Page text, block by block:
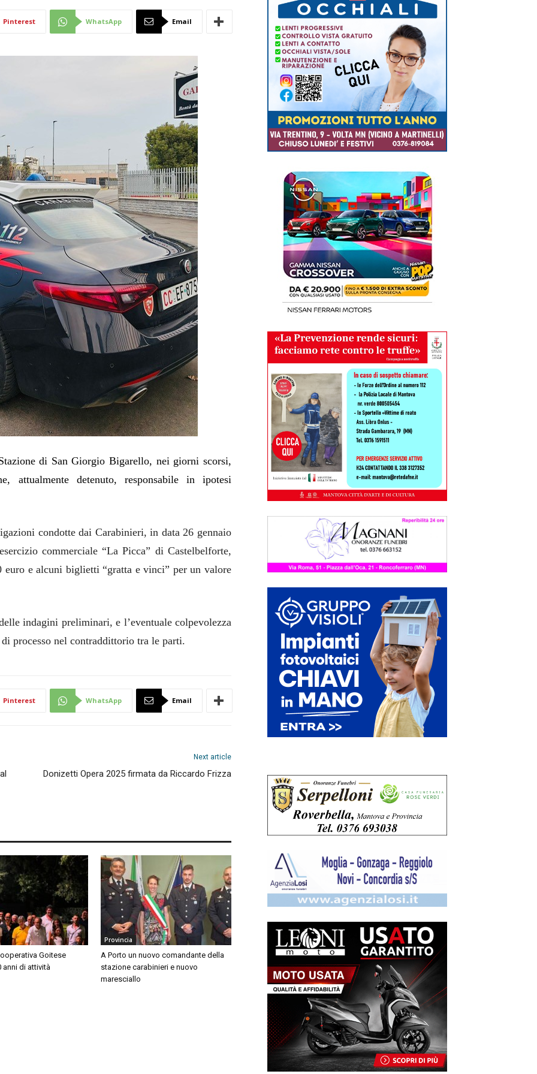
Pinterest WhatsApp Email
di San Giorgio Bigarello, nei giorni scorsi,
attualmente detenuto, responsabile in ipotesi
condotte dai Carabinieri, in data 26 gennaio
commerciale “La Picca” di Castelbelforte,
euro e alcuni biglietti “gratta e vinci” per un valore
indagini preliminari, e l’eventuale colpevolezza
processo nel contraddittorio tra le parti.
Pinterest WhatsApp Email
Next article
Donizetti Opera 2025 firmata da Riccardo Frizza
Goitese
anni di attività
Provincia
A Porto un nuovo comandante della
stazione carabinieri e nuovo
maresciallo